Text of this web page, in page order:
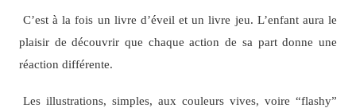
C’est à la fois un livre d’éveil et un livre jeu. L’enfant aura le
plaisir de découvrir que chaque action de sa part donne une
réaction différente.
Les illustrations, simples, aux couleurs vives, voire “flashy”